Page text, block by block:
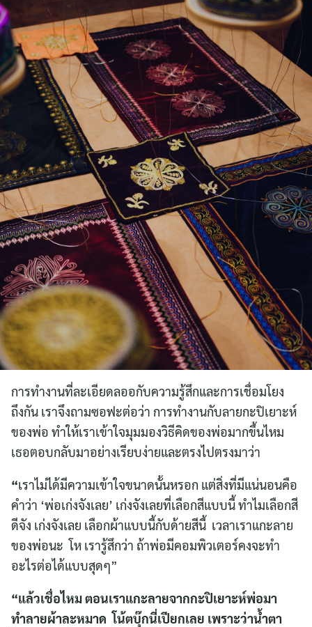
การทำงานที่ละเอียดลออกับความรู้สึกและการเชื่อมโยง
ถึงกัน เราจึงถามซอฟะต่อว่า การทำงานกับลายกะปิเยาะห์
ของพ่อ ทำให้เราเข้าใจมุมมองวิธีคิดของพ่อมากขึ้นไหม
เธอตอบกลับมาอย่างเรียบง่ายและตรงไปตรงมาว่า
“เราไม่ได้มีความเข้าใจขนาดนั้นหรอก แต่สิ่งที่มีแน่นอนคือ
คำว่า ‘พ่อเก่งจังเลย’ เก่งจังเลยที่เลือกสีแบบนี้ ทำไมเลือกสี
ดีจัง เก่งจังเลย เลือกผ้าแบบนี้กับด้ายสีนี้ เวลาเราแกะลาย
ของพ่อนะ โห เรารู้สึกว่า ถ้าพ่อมีคอมพิวเตอร์คงจะทำ
อะไรต่อได้แบบสุดๆ”
“แล้วเชื่อไหม ตอนเราแกะลายจากกะปิเยาะห์พ่อมา
ทำลายผ้าละหมาด โน้ตบุ๊กนี่เปียกเลย เพราะว่าน้ำตา